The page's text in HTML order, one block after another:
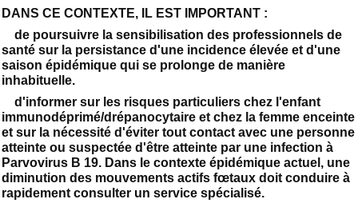
DANS CE CONTEXTE, IL EST IMPORTANT :
de poursuivre la sensibilisation des professionnels de
santé sur la persistance d'une incidence élevée et d'une
saison épidémique qui se prolonge de manière
inhabituelle.
d'informer sur les risques particuliers chez l'enfant
immunodéprimé/drépanocytaire et chez la femme enceinte
et sur la nécessité d'éviter tout contact avec une personne
atteinte ou suspectée d'être atteinte par une infection à
Parvovirus B 19. Dans le contexte épidémique actuel, une
diminution des mouvements actifs fœtaux doit conduire à
rapidement consulter un service spécialisé.